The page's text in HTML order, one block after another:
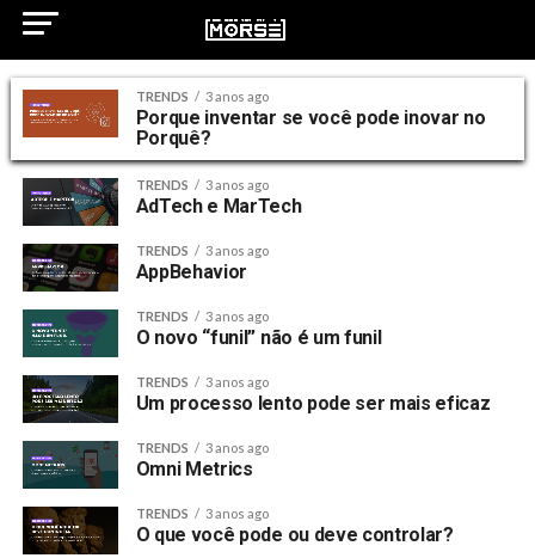
TRENDS 3 anos ago
Porque inventar se você pode inovar no
Porquê?
TRENDS 3 anos ago
AdTech e MarTech
TRENDS 3 anos ago
AppBehavior
TRENDS 3 anos ago
O novo “funil” não é um funil
TRENDS 3 anos ago
Um processo lento pode ser mais eficaz
TRENDS 3 anos ago
Omni Metrics
TRENDS 3 anos ago
O que você pode ou deve controlar?